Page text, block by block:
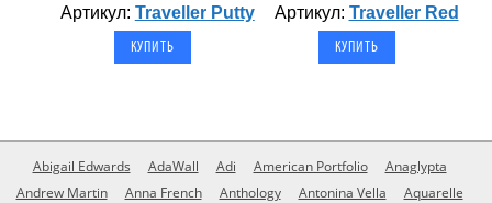
Артикул: Traveller Putty Артикул: Traveller Red
Abigail Edwards AdaWall Adi American Portfolio
Anaglypta
Andrew Martin
Anna French Anthology Antonina Vella
Aquarelle